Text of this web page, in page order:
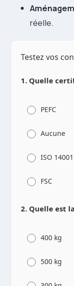
réelle.
Testez vos
1. Quelle
PEFC
Aucune
ISO 14001
FSC
2. Quelle est
400 kg
500 kg